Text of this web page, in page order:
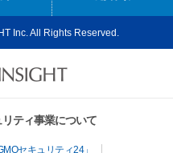
Inc. All Rights Reserved.
ティ事業について
セキュリティ24」